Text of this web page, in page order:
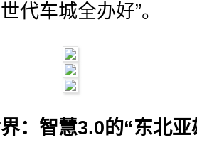
代车城全办好”。
：智慧3.0的“东北亚